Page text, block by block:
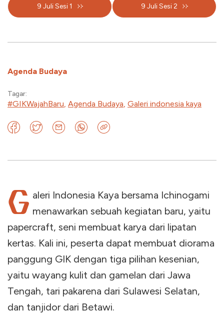
9 Juli Sesi 1 9 Juli Sesi 2
Agenda Budaya
Tagar:
#GIKWajahBaru, Agenda Budaya, Galeri indonesia kaya
G aleri Indonesia Kaya bersama Ichinogami
menawarkan sebuah kegiatan baru, yaitu
papercraft, seni membuat karya dari lipatan
kertas. Kali ini, peserta dapat membuat diorama
panggung GIK dengan tiga pilihan kesenian,
yaitu wayang kulit dan gamelan dari Jawa
Tengah, tari pakarena dari Sulawesi Selatan,
dan tanjidor dari Betawi.